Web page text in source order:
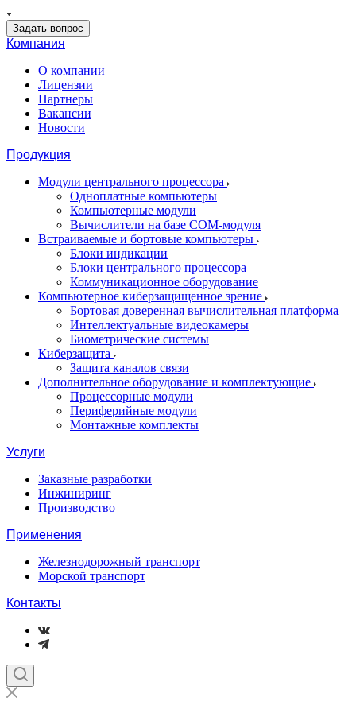
Задать вопрос
Компания
О компании
Лицензии
Партнеры
Вакансии
Новости
Продукция
Модули центрального процессора
Одноплатные компьютеры
Компьютерные модули
Вычислители на базе COM-модуля
Встраиваемые и бортовые компьютеры
Блоки индикации
Блоки центрального процессора
Коммуникационное оборудование
Компьютерное киберзащищенное зрение
Бортовая доверенная вычислительная платформа
Интеллектуальные видеокамеры
Биометрические системы
Киберзащита
Защита каналов связи
Дополнительное оборудование и комплектующие
Процессорные модули
Периферийные модули
Монтажные комплекты
Услуги
Заказные разработки
Инжиниринг
Производство
Применения
Железнодорожный транспорт
Морской транспорт
Контакты